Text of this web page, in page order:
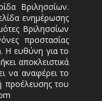
Βριλησσίων.
ενημέρωσης
Βριλησσίων
προστασίας
Η ευθύνη για το
αποκλειστικά
να αναφέρει το
του